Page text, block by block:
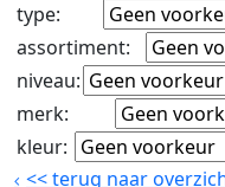
type:
assortiment:
niveau:
merk:
kleur:
<<terug naar